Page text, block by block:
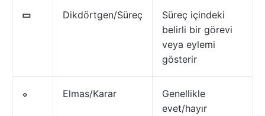
▭ Dikdörtgen/Süreç
Süreç içindeki
belirli bir görevi
veya eylemi
gösterir
⬦ Elmas/Karar
Genellikle
evet/hayır